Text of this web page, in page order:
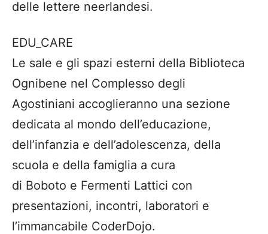
delle lettere neerlandesi.
EDU_CARE
Le sale e gli spazi esterni della Biblioteca
Ognibene nel Complesso degli
Agostiniani accoglieranno una sezione
dedicata al mondo dell’educazione,
dell’infanzia e dell’adolescenza, della
scuola e della famiglia a cura
di Boboto e Fermenti Lattici con
presentazioni, incontri, laboratori e
l’immancabile CoderDojo.